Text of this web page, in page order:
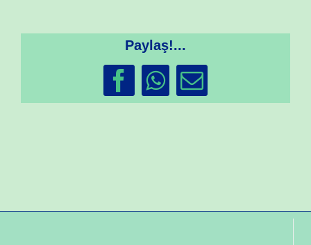
Paylaş!...
Facebook
WhatsApp
Email